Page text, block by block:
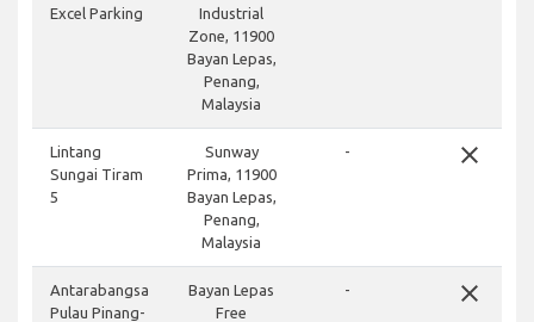
Excel Parking
Industrial
Zone, 11900
Bayan Lepas,
Penang,
Malaysia
Lintang
Sungai Tiram
5
Sunway
Prima, 11900
Bayan Lepas,
Penang,
Malaysia
- close
Antarabangsa
Pulau Pinang-
Bayan Lepas
Free
- close